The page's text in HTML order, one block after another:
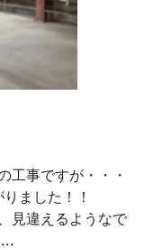
工事ですが・・・
りました！！
見違えるようなで